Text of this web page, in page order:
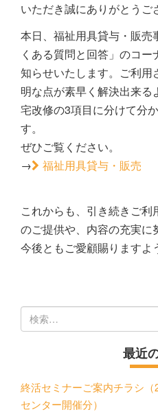
いただき誠にありがとうご
本日、福祉用具貸与・販売
くある質問と回答」のコ
知らせいたします。ご利用
明な点が素早く解決出来
宅改修の3項目に分けて分
す。
ぜひご覧ください。
→
福祉用具貸与・販売
これからも、引き続きご
のご提供や、内容の充実に
今後ともご愛顧賜りますよ
検
索:
最近
終活セミナーご案内チラシ
センター開催分）